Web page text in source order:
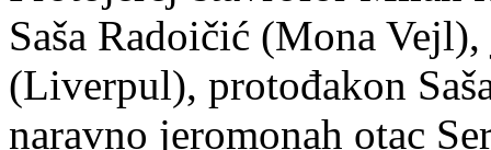
Saša Radoičić (Mona
(Liverpul), protođakon
naravno jeromonah otac